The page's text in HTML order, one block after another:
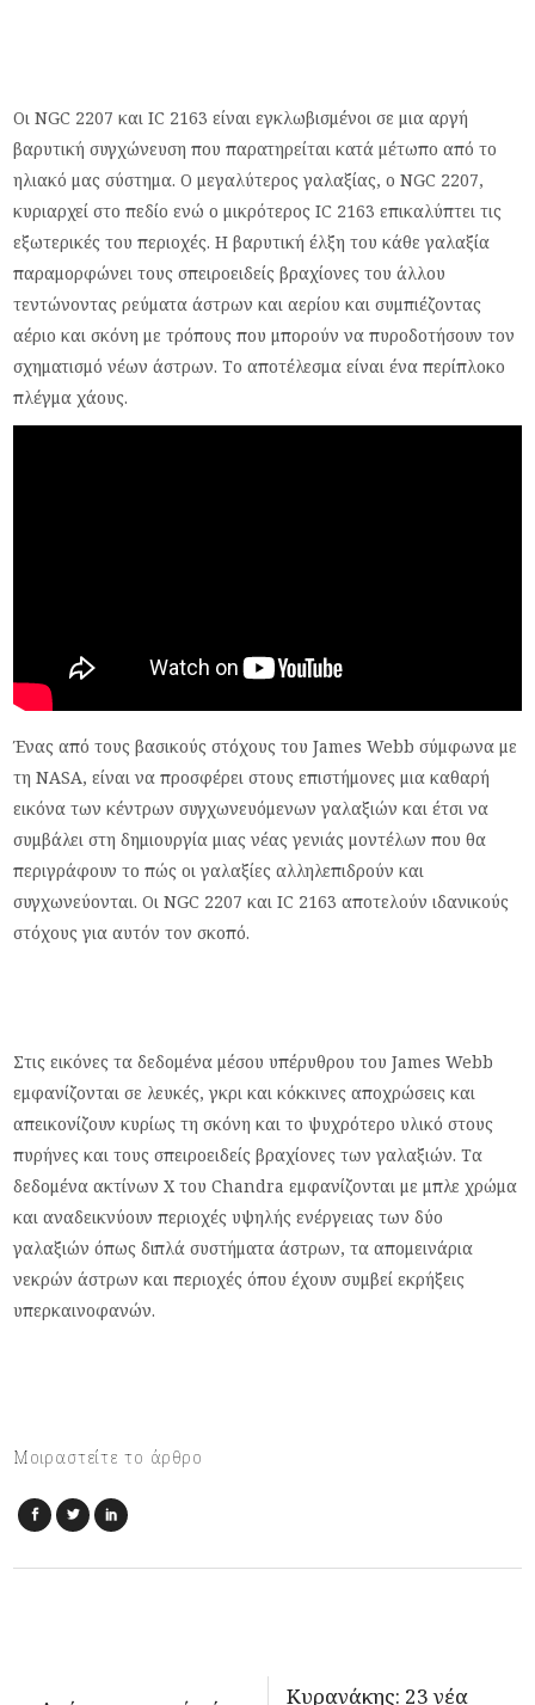
Οι NGC 2207 και IC 2163 είναι εγκλωβισμένοι σε μια αργή
βαρυτική συγχώνευση που παρατηρείται κατά μέτωπο από το
ηλιακό μας σύστημα. Ο μεγαλύτερος γαλαξίας, ο NGC 2207,
κυριαρχεί στο πεδίο ενώ ο μικρότερος IC 2163 επικαλύπτει τις
εξωτερικές του περιοχές. Η βαρυτική έλξη του κάθε γαλαξία
παραμορφώνει τους σπειροειδείς βραχίονες του άλλου
τεντώνοντας ρεύματα άστρων και αερίου και συμπιέζοντας
αέριο και σκόνη με τρόπους που μπορούν να πυροδοτήσουν τον
σχηματισμό νέων άστρων. Το αποτέλεσμα είναι ένα περίπλοκο
πλέγμα χάους.
Ένας από τους βασικούς στόχους του James Webb σύμφωνα με
τη NASA, είναι να προσφέρει στους επιστήμονες μια καθαρή
εικόνα των κέντρων συγχωνευόμενων γαλαξιών και έτσι να
συμβάλει στη δημιουργία μιας νέας γενιάς μοντέλων που θα
περιγράφουν το πώς οι γαλαξίες αλληλεπιδρούν και
συγχωνεύονται. Οι NGC 2207 και IC 2163 αποτελούν ιδανικούς
στόχους για αυτόν τον σκοπό.
Στις εικόνες τα δεδομένα μέσου υπέρυθρου του James Webb
εμφανίζονται σε λευκές, γκρι και κόκκινες αποχρώσεις και
απεικονίζουν κυρίως τη σκόνη και το ψυχρότερο υλικό στους
πυρήνες και τους σπειροειδείς βραχίονες των γαλαξιών. Τα
δεδομένα ακτίνων Χ του Chandra εμφανίζονται με μπλε χρώμα
και αναδεικνύουν περιοχές υψηλής ενέργειας των δύο
γαλαξιών όπως διπλά συστήματα άστρων, τα απομεινάρια
νεκρών άστρων και περιοχές όπου έχουν συμβεί εκρήξεις
υπερκαινοφανών.
Μοιραστείτε το άρθρο
Κυρανάκης: 23 νέα